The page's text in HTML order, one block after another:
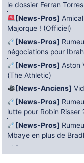
le dossier Ferran
[News-Pros]
Majorque ! (Officiel)
[News-Pros]
négociations pour
[News-Pros] Aston
(The Athletic)
[News-Anciens]
[News-Pros]
lutte pour Robin Risser
[News-Pros]
Mbaye en plus de
[News-Pros]